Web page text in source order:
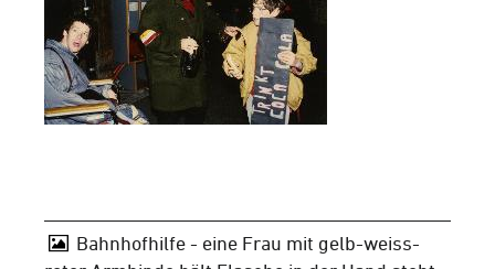
Bahnhofhilfe - eine Frau mit gelb-weiss-